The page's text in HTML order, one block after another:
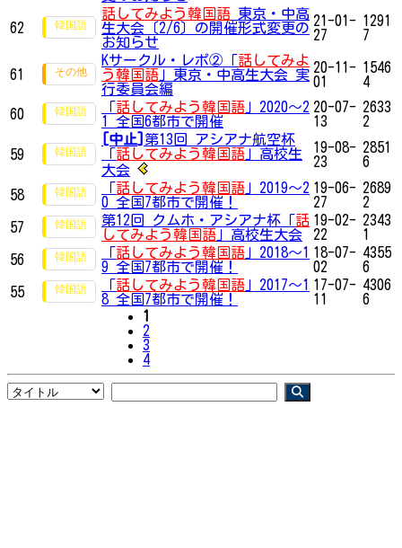
62
話してみよう韓国語 東京・中高
生大会〔2/6〕の開催形式変更の
お知らせ
21-01-
27
1291
7
61
Kサークル・レポ②「話してみよ
う韓国語 」東京・中高生大会 実
行委員会編
20-11-
01
1546
4
60 「話してみよう韓国語 」2020～2
1 全国6都市で開催
20-07-
13
2633
2
59
[中止] 第13回 アシアナ航空杯
「話してみよう韓国語 」高校生
大会
19-08-
23
2851
6
58 「話してみよう韓国語 」2019～2
0 全国7都市で開催！
19-06-
27
2689
2
57
第12回 クムホ・アシアナ杯「話
してみよう韓国語 」高校生大会
19-02-
22
2343
1
56
「話してみよう韓国語 」2018～1
9 全国7都市で開催！
18-07-
02
4355
6
55
「話してみよう韓国語 」2017～1
8 全国7都市で開催！
17-07-
11
4306
6
1
2
3
4